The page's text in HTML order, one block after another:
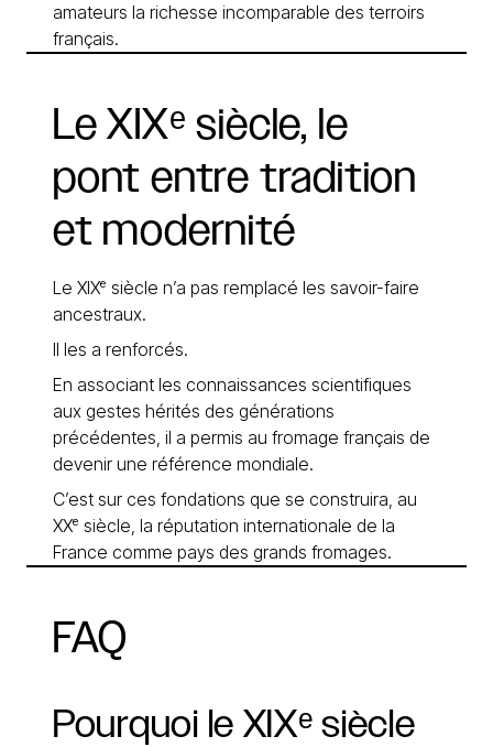
amateurs la richesse incomparable des terroirs
français.
Le XIXᵉ siècle, le
pont entre tradition
et modernité
Le XIXᵉ siècle n’a pas remplacé les savoir-faire
ancestraux.
Il les a renforcés.
En associant les connaissances scientifiques
aux gestes hérités des générations
précédentes, il a permis au fromage français de
devenir une référence mondiale.
C’est sur ces fondations que se construira, au
XXᵉ siècle, la réputation internationale de la
France comme pays des grands fromages.
FAQ
Pourquoi le XIXᵉ siècle